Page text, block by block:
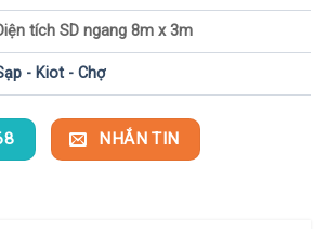
tích SD ngang 8m x 3m
- Kiot - Chợ
NHẮN TIN